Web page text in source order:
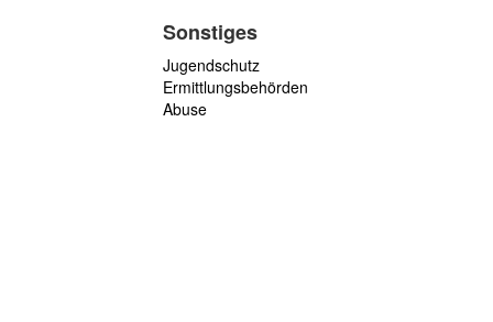
Sonstiges
Jugendschutz
Ermittlungsbehörden
Abuse